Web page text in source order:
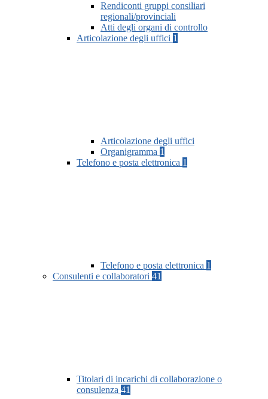
Rendiconti gruppi consiliari
regionali/provinciali
Atti degli organi di controllo
Articolazione degli uffici 1
Articolazione degli uffici
Organigramma 1
Telefono e posta elettronica 1
Telefono e posta elettronica 1
Consulenti e collaboratori 41
Titolari di incarichi di collaborazione o
consulenza 41